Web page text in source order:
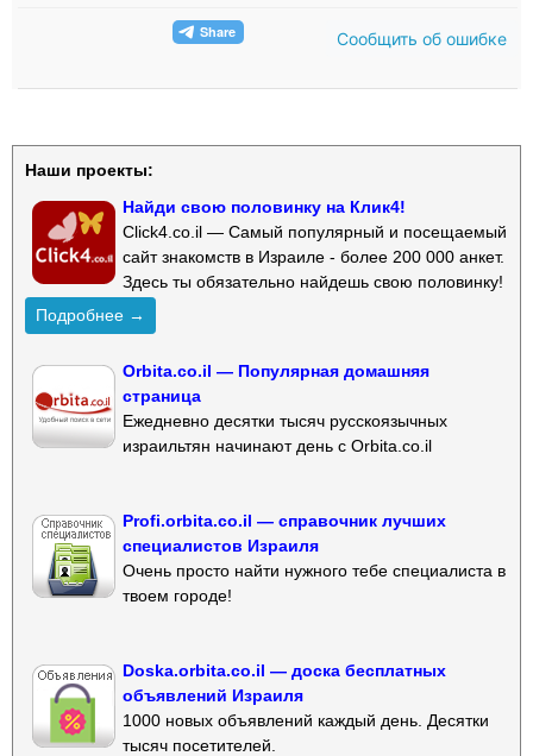
Сообщить об ошибке
Наши проекты:
Найди свою половинку на Клик4!
Click4.co.il — Самый популярный и посещаемый
сайт знакомств в Израиле - более 200 000 анкет.
Здесь ты обязательно найдешь свою половинку!
Подробнее →
Orbita.co.il — Популярная домашняя
страница
Ежедневно десятки тысяч русскоязычных
израильтян начинают день с Orbita.co.il
Profi.orbita.co.il — справочник лучших
специалистов Израиля
Очень просто найти нужного тебе специалиста в
твоем городе!
Doska.orbita.co.il — доска бесплатных
объявлений Израиля
1000 новых объявлений каждый день. Десятки
тысяч посетителей.